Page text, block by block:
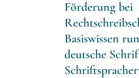
Förderung bei
Basiswissen
deutsche